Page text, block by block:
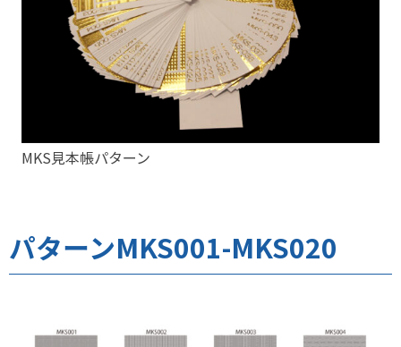
MKS見本帳パターン
パターンMKS001-MKS020